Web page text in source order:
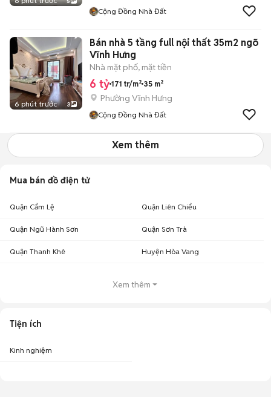
Cộng Đồng Nhà Đất
6 phút trước 3
Bán nhà 5 tầng full nội thất 35m2 ngõ
Vĩnh Hưng
Nhà mặt phố, mặt tiền
6 tỷ 171 tr/m² 35 m²
Phường Vĩnh Hưng
Cộng Đồng Nhà Đất
Xem thêm
Mua bán đồ điện tử
Quận Cẩm Lệ Quận Liên Chiểu
Quận Ngũ Hành Sơn Quận Sơn Trà
Quận Thanh Khê Huyện Hòa Vang
Xem thêm
Tiện ích
Kinh nghiệm